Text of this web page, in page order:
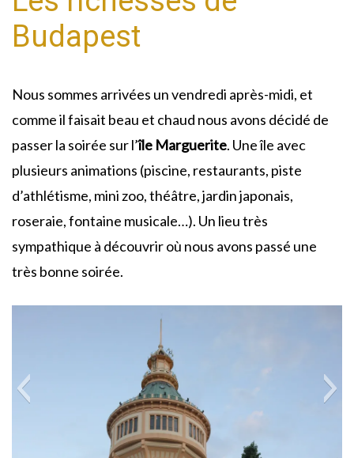
Budapest
Nous sommes arrivées un vendredi après-midi, et
comme il faisait beau et chaud nous avons décidé de
passer la soirée sur l’île Marguerite. Une île avec
plusieurs animations (piscine, restaurants, piste
d’athlétisme, mini zoo, théâtre, jardin japonais,
roseraie, fontaine musicale…). Un lieu très
sympathique à découvrir où nous avons passé une
très bonne soirée.